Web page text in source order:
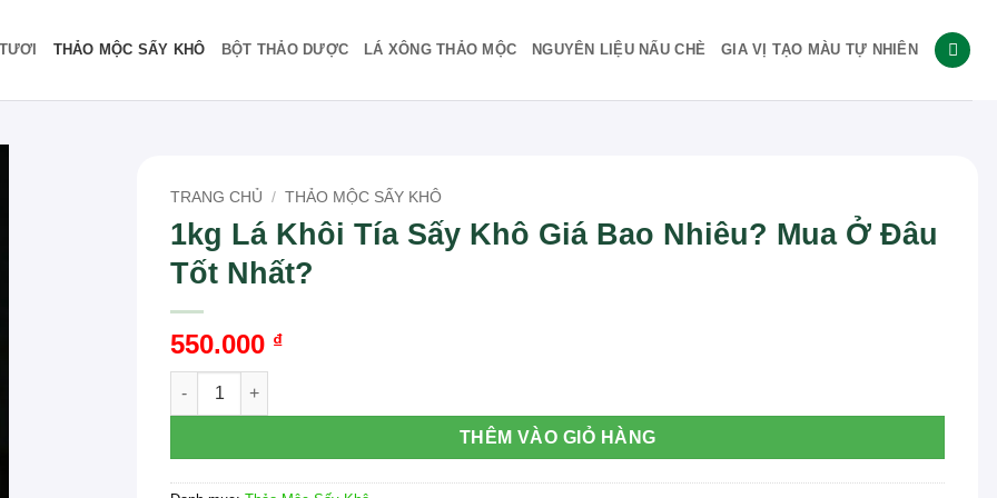
THẢO MỘC SẤY KHÔ BỘT THẢO DƯỢC LÁ XÔNG THẢO MỘC NGUYÊN LIỆU NẤU CHÈ GIA VỊ TẠO MÀU TỰ NHIÊN
TRANG CHỦ / THẢO MỘC SẤY KHÔ
1kg Lá Khôi Tía Sấy Khô Giá Bao Nhiêu? Mua Ở Đâu
Tốt Nhất?
550.000 ₫
1kg Lá Khôi Tía Sấy Khô Giá Bao Nhiêu? Mua Ở Đâu Tốt Nhất? số lượng
THÊM VÀO GIỎ HÀNG